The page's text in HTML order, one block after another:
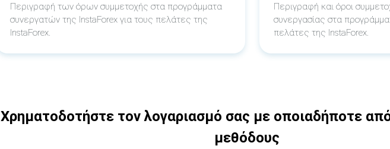
Περιγραφή των όρων συμμετοχής στα προγράμματα
συνεργατών της InstaForex για τους πελάτες της
InstaForex.
Περιγραφή και όροι
συνεργασίας στα
πελάτες της InstaForex.
Χρηματοδοτήστε τον λογαριασμό σας με οποιαδήποτε από
μεθόδους